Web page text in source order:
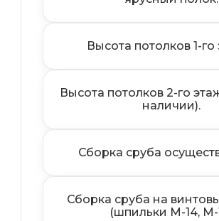
Высота потолков 1-го
Высота потолков 2-го
наличии).
Сборка сруба
Сборка сруба на
(шпильки М-14, М-